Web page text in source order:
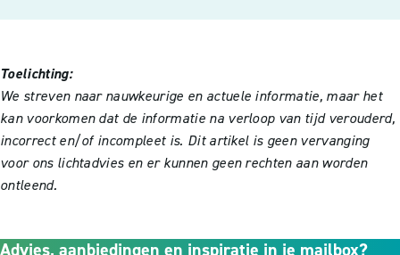
Toelichting:
We streven naar nauwkeurige en actuele informatie, maar het
kan voorkomen dat de informatie na verloop van tijd verouderd,
incorrect en/of incompleet is. Dit artikel is geen vervanging
voor ons lichtadvies en er kunnen geen rechten aan worden
ontleend.
Advies, aanbiedingen en inspiratie in je mailbox?